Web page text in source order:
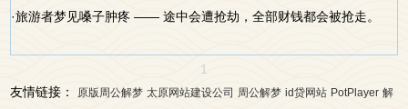
·旅游者梦见嗓子肿疼 —— 途中会遭抢劫，全部财钱都会被抢走。
1
友情链接：
原版周公解梦 太原网站建设公司 周公解梦 id贷网站 PotPlayer 解